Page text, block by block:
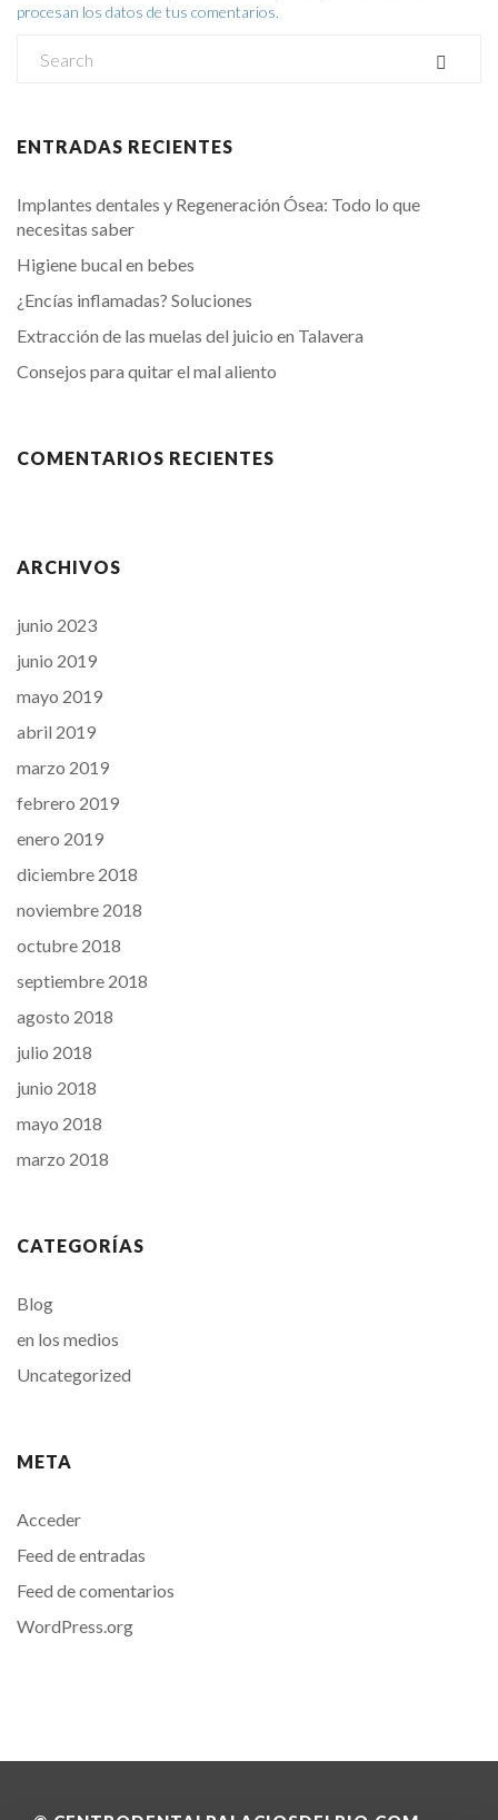
procesan los datos de tus comentarios.
ENTRADAS RECIENTES
Implantes dentales y Regeneración Ósea: Todo lo que
necesitas saber
Higiene bucal en bebes
¿Encías inflamadas? Soluciones
Extracción de las muelas del juicio en Talavera
Consejos para quitar el mal aliento
COMENTARIOS RECIENTES
ARCHIVOS
junio 2023
junio 2019
mayo 2019
abril 2019
marzo 2019
febrero 2019
enero 2019
diciembre 2018
noviembre 2018
octubre 2018
septiembre 2018
agosto 2018
julio 2018
junio 2018
mayo 2018
marzo 2018
CATEGORÍAS
Blog
en los medios
Uncategorized
META
Acceder
Feed de entradas
Feed de comentarios
WordPress.org